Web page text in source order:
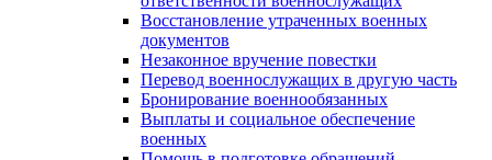
Восстановление утраченных военных
документов
Незаконное вручение повестки
Перевод военнослужащих в другую часть
Бронирование военнообязанных
Выплаты и социальное обеспечение
военных